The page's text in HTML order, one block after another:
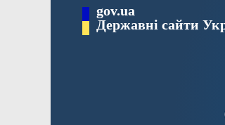
Перейти gov.ua
Державні сайти